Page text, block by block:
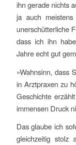
ihn gerade nichts
ja auch
unerschütterliche
dass ich ihn
Jahre echt gut
»Wahnsinn, dass
in Arztpraxen zu
Geschichte
immensen Druck
Das glaube ich
gleichzeitig stolz